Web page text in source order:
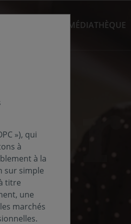
MÉDIATHÈQUE
»), qui
à
à la
sur simple
titre
une
marchés